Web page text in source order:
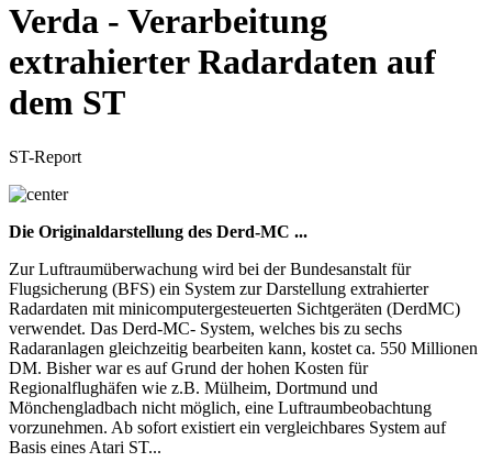
Verda - Verarbeitung
extrahierter Radardaten auf
dem ST
ST-Report
Die Originaldarstellung des Derd-MC ...
Zur Luftraumüberwachung wird bei der Bundesanstalt für
Flugsicherung (BFS) ein System zur Darstellung extrahierter
Radardaten mit minicomputergesteuerten Sichtgeräten (DerdMC)
verwendet. Das Derd-MC- System, welches bis zu sechs
Radaranlagen gleichzeitig bearbeiten kann, kostet ca. 550 Millionen
DM. Bisher war es auf Grund der hohen Kosten für
Regionalflughäfen wie z.B. Mülheim, Dortmund und
Mönchengladbach nicht möglich, eine Luftraumbeobachtung
vorzunehmen. Ab sofort existiert ein vergleichbares System auf
Basis eines Atari ST...